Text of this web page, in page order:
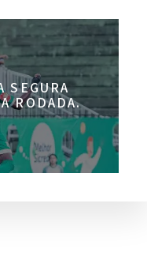
SEGURA
RODADA.